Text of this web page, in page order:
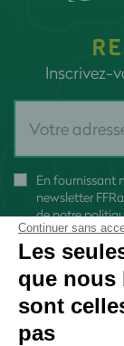
Inscrivez-
En fournissant
newsletter
denotre
Continuer sans
Les
que nous
sont
pas